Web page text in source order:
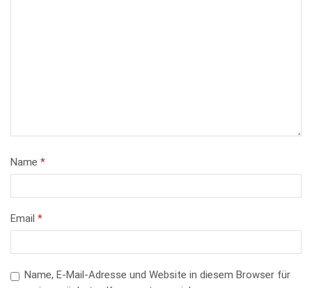
Name *
Email *
Name, E-Mail-Adresse und Website in diesem Browser für